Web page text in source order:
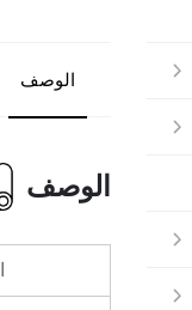
الوصف
الوصف